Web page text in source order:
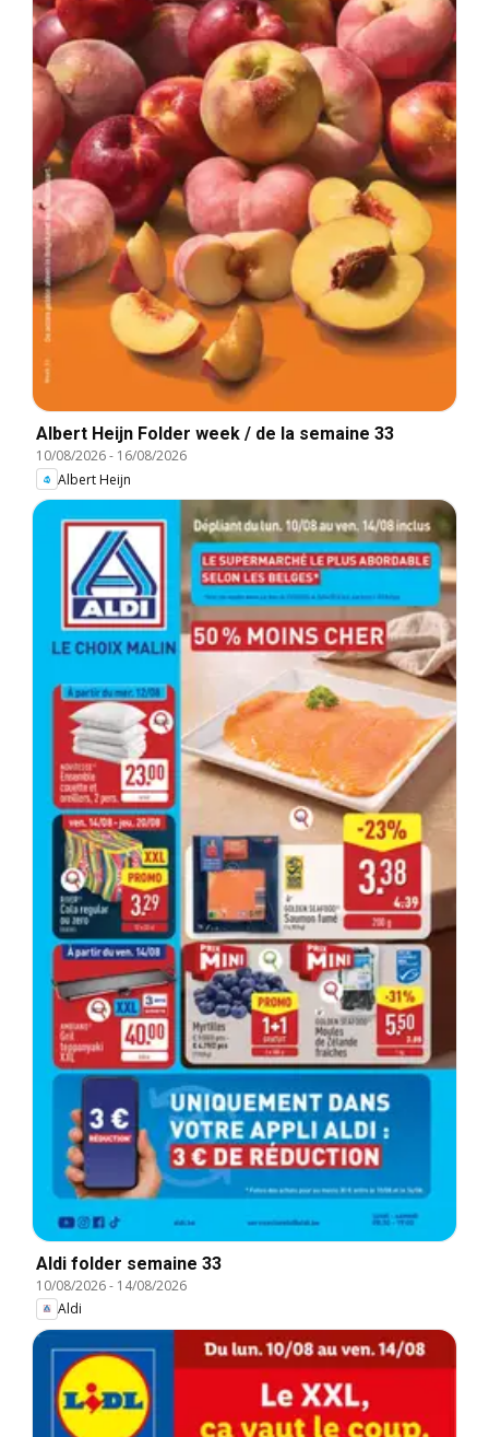
Albert Heijn Folder week / de la semaine 33
10/08/2026- 16/08/2026
Albert Heijn
Aldi folder semaine 33
10/08/2026- 14/08/2026
Aldi